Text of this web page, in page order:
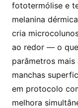
fototermólise e
melanina
cria
ao redor — o
parâmetros mais
manchas
em protocolo
melhora